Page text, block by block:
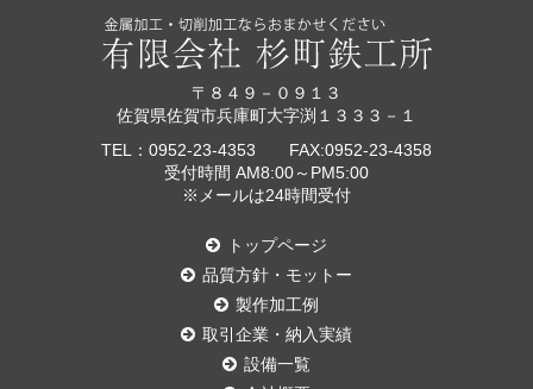
〒８４９－０９１３
佐賀県佐賀市兵庫町大字渕１３３３－１
TEL：0952-23-4353 FAX:0952-23-4358
受付時間 AM8:00～PM5:00
※メールは24時間受付
トップページ
品質方針・モットー
製作加工例
取引企業・納入実績
設備一覧